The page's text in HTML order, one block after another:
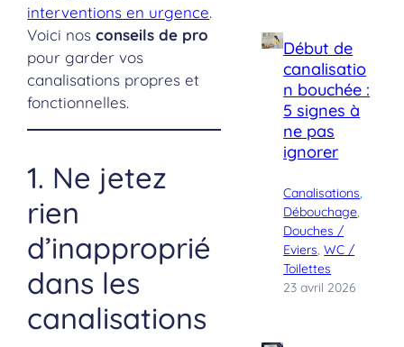
interventions en urgence.
Voici nosconseils de pro
pour garder vos
canalisations propres et
fonctionnelles.
1. Ne jetez
rien
d’inapproprié
dans les
canalisations
Début de
canalisatio
n bouchée :
5 signes à
ne pas
ignorer
Canalisations
Débouchage
Douches /
Eviers, WC /
Toilettes
23 avril 2026